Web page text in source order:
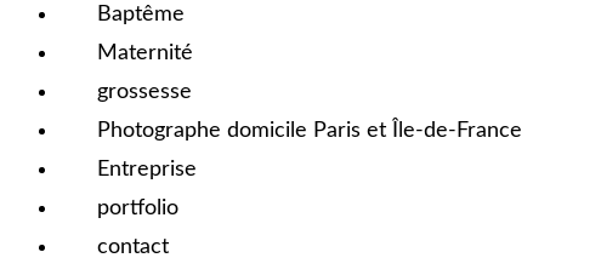
Baptême
Maternité
grossesse
Photographe domicile Paris et Île-de-France
Entreprise
portfolio
contact